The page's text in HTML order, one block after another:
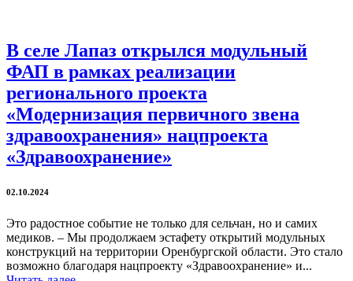
В селе Лапаз открылся модульный
ФАП в рамках реализации
регионального проекта
«Модернизация первичного звена
здравоохранения» нацпроекта
«Здравоохранение»
02.10.2024
Это радостное событие не только для сельчан, но и самих
медиков. – Мы продолжаем эстафету открытий модульных
конструкций на территории Оренбургской области. Это стало
возможно благодаря нацпроекту «Здравоохранение» и...